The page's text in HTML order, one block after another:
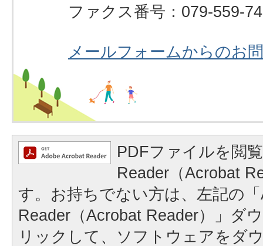
ファクス番号：079-559-
メールフォームからのお
PDFファイルを閲
Reader（Acrobat
す。お持ちでない方は、左記の
Reader（Acrobat Reader）」ダ
リックして、ソフトウェアをダ